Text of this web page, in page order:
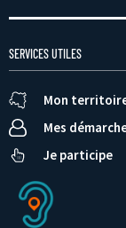
SERVICES UTILES
Mon
Mes
Je participe